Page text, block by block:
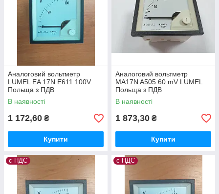
Аналоговий вольтметр
LUMEL EA 17N E611 100V.
Польща з ПДВ
В наявності
1 172,60 ₴
Купити
Аналоговий вольтметр
MA17N A505 60 mV LUMEL
Польща з ПДВ
В наявності
1 873,30 ₴
Купити
с НДС с НДС